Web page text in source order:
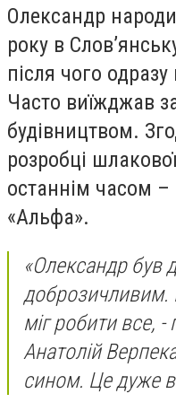
Олександр
року в
після чого
Часто виїжджав
будівництвом.
розробці
останнім часом –
«Альфа».
«Олександр був
доброзичливим.
міг робити все, -
Анатолій
сином. Це дуже